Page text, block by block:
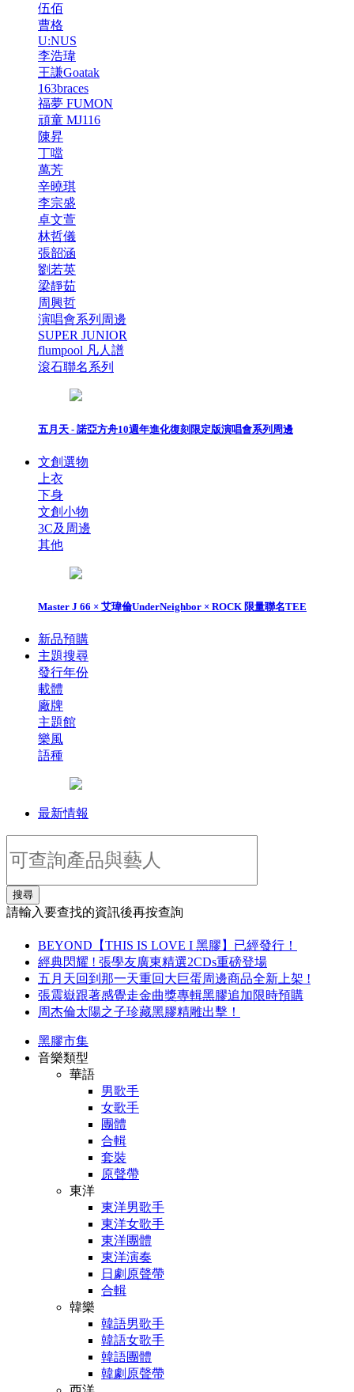
伍佰
曹格
U:NUS
李浩瑋
王謙Goatak
163braces
福夢 FUMON
頑童 MJ116
陳昇
丁噹
萬芳
辛曉琪
李宗盛
卓文萱
林哲儀
張韶涵
劉若英
梁靜茹
周興哲
演唱會系列周邊
SUPER JUNIOR
flumpool 凡人譜
滾石聯名系列
五月天 - 諾亞方舟10週年進化復刻限定版演唱會系列周邊
文創選物
上衣
下身
文創小物
3C及周邊
其他
Master J 66 × 艾瑋倫UnderNeighbor × ROCK 限量聯名TEE
新品預購
主題搜尋
發行年份
載體
廠牌
主題館
樂風
語種
最新情報
搜尋
請輸入要查找的資訊後再按查詢
BEYOND【THIS IS LOVE I 黑膠】已經發行！
經典閃耀 ! 張學友廣東精選2CDs重磅登場
五月天回到那一天重回大巨蛋周邊商品全新上架 !
張震嶽跟著感覺走金曲獎專輯黑膠追加限時預購
周杰倫太陽之子珍藏黑膠精雕出擊！
黑膠市集
音樂類型
華語
男歌手
女歌手
團體
合輯
套裝
原聲帶
東洋
東洋男歌手
東洋女歌手
東洋團體
東洋演奏
日劇原聲帶
合輯
韓樂
韓語男歌手
韓語女歌手
韓語團體
韓劇原聲帶